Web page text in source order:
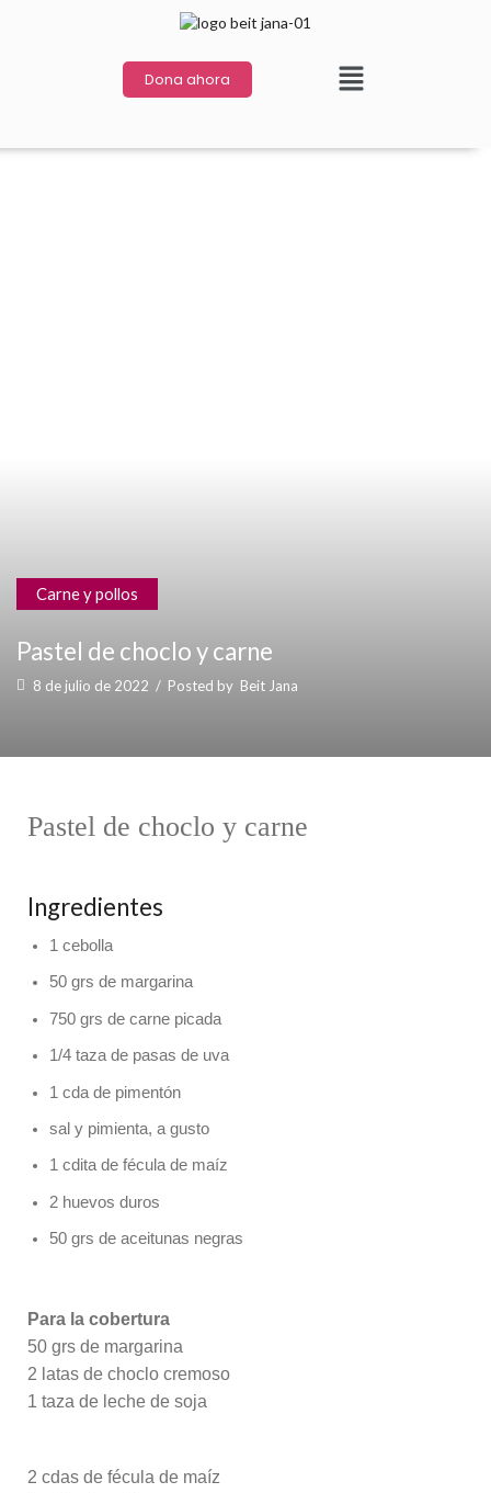
Dona ahora
Carne y pollos
Pastel de choclo y carne
8 de julio de 2022 / Posted by Beit Jana
Pastel de choclo y carne
Ingredientes
1 cebolla
50 grs de margarina
750 grs de carne picada
1/4 taza de pasas de uva
1 cda de pimentón
sal y pimienta, a gusto
1 cdita de fécula de maíz
2 huevos duros
50 grs de aceitunas negras
Para la cobertura
50 grs de margarina
2 latas de choclo cremoso
1 taza de leche de soja
2 cdas de fécula de maíz